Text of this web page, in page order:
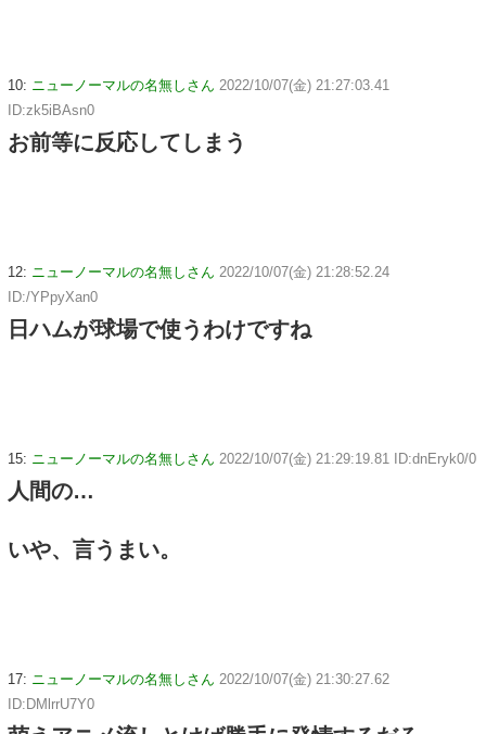
10: ニューノーマルの名無しさん 2022/10/07(金) 21:27:03.41
ID:zk5iBAsn0
お前等に反応してしまう
12: ニューノーマルの名無しさん 2022/10/07(金) 21:28:52.24
ID:/YPpyXan0
日ハムが球場で使うわけですね
15: ニューノーマルの名無しさん 2022/10/07(金) 21:29:19.81 ID:dnEryk0/0
人間の…
いや、言うまい。
17: ニューノーマルの名無しさん 2022/10/07(金) 21:30:27.62
ID:DMlrrU7Y0